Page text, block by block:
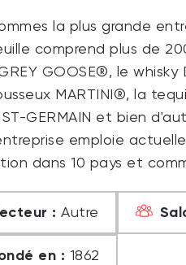
la plus grande
comprend plus de
GOOSE®, le whisky
MARTINI®, la
GERMAIN et bien
emploie
dans 10 pays et
: Autre
en : 1862